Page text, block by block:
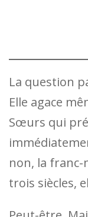
La question
Elle agace
Sœurs qui
non, la franc-
trois siècles,